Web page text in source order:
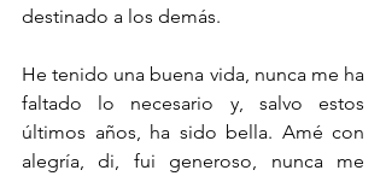
destinado a los demás.
He tenido una buena vida, nunca me ha
faltado lo necesario y, salvo estos
últimos años, ha sido bella. Amé con
alegría, di, fui generoso, nunca me